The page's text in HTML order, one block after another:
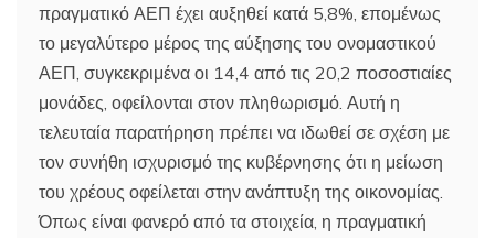
πραγματικό ΑΕΠ έχει αυξηθεί κατά 5,8%, επομένως
το μεγαλύτερο μέρος της αύξησης του ονομαστικού
ΑΕΠ, συγκεκριμένα οι 14,4 από τις 20,2 ποσοστιαίες
μονάδες, οφείλονται στον πληθωρισμό. Αυτή η
τελευταία παρατήρηση πρέπει να ιδωθεί σε σχέση με
τον συνήθη ισχυρισμό της κυβέρνησης ότι η μείωση
του χρέους οφείλεται στην ανάπτυξη της οικονομίας.
Όπως είναι φανερό από τα στοιχεία, η πραγματική